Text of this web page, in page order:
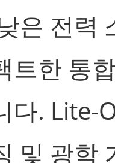
은 전력
트한 통
다. Lite-
및 광학